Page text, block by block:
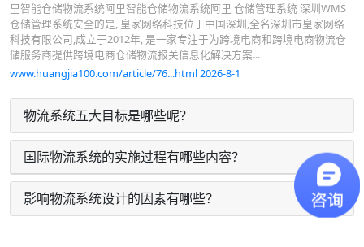
里智能仓储物流系统阿里智能仓储物流系统阿里 仓储管理系统 深圳WMS
仓储管理系统安全的是, 皇家网络科技位于中国深圳,全名深圳市皇家网络
科技有限公司,成立于2012年, 是一家专注于为跨境电商和跨境电商物流仓
储服务商提供跨境电商仓储物流报关信息化解决方案...
www.huangjia100.com/article/76...html 2026-8-1
物流系统五大目标是哪些呢？
国际物流系统的实施过程有哪些内容？
影响物流系统设计的因素有哪些？